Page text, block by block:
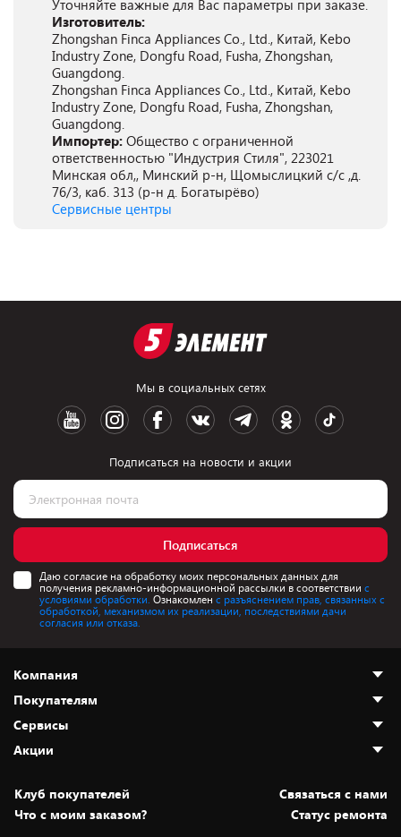
Уточняйте важные для Вас параметры при заказе.
Изготовитель:
Zhongshan Finca Appliances Co., Ltd., Китай, Kebo
Industry Zone, Dongfu Road, Fusha, Zhongshan,
Guangdong.
Zhongshan Finca Appliances Co., Ltd., Китай, Kebo
Industry Zone, Dongfu Road, Fusha, Zhongshan,
Guangdong.
Импортер: Общество с ограниченной
ответственностью "Индустрия Стиля", 223021
Минская обл,, Минский р-н, Щомыслицкий с/с ,д.
76/3, каб. 313 (р-н д. Богатырёво)
Сервисные центры
Мы в социальных сетях
Подписаться на новости и акции
Подписаться
Даю согласие на обработку моих персональных данных для
получения рекламно-информационной рассылки в соответствии с
условиями обработки. Ознакомлен с разъяснением прав, связанных с
обработкой, механизмом их реализации, последствиями дачи
согласия или отказа.
Компания
О нас
Адреса магазинов
Новости
Статьи и обзоры
Вакансии
Покупателям
Как сделать заказ
Оплата и доставка
Безналичный расчёт
Обмен и возврат товара
Сервисы
Установка техники
Для игровых консолей
Акции
Скидки и промокоды
Белорусские товары
Клуб покупателей
Cвязаться с нами
Что с моим заказом?
Статус ремонта